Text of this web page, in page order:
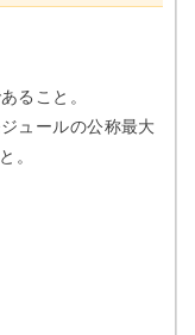
ること。
ュールの公称最大
。